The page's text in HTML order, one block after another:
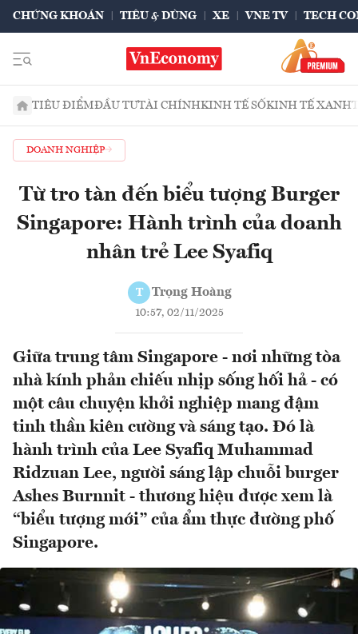
CHỨNG KHOÁN TIÊU & DÙNG XE VNE TV TECH
TIÊU ĐIỂMĐẦU TƯTÀI CHÍNHKINH TẾ SỐKINH TẾ XANH
DOANH NGHIỆP
Từ tro tàn đến biểu tượng Burger
Singapore: Hành trình của doanh
nhân trẻ Lee Syafiq
T Trọng Hoàng
10:57, 02/11/2025
Giữa trung tâm Singapore - nơi những tòa
nhà kính phản chiếu nhịp sống hối hả - có
một câu chuyện khởi nghiệp mang đậm
tinh thần kiên cường và sáng tạo. Đó là
hành trình của Lee Syafiq Muhammad
Ridzuan Lee, người sáng lập chuỗi burger
Ashes Burnnit - thương hiệu được xem là
“biểu tượng mới” của ẩm thực đường phố
Singapore.